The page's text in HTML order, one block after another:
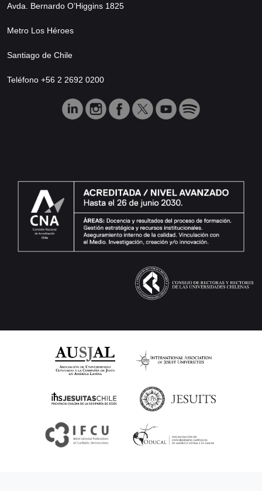
Avda. Bernardo O’Higgins 1825
Metro Los Héroes
Santiago de Chile
Teléfono +56 2 2692 0200